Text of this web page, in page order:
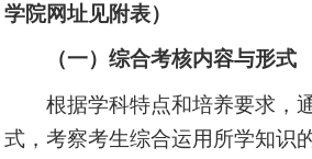
学院网址见附表）
（一）综合考核内容与形式
根据学科特点和培养要求，
式，考察考生综合运用所学知识